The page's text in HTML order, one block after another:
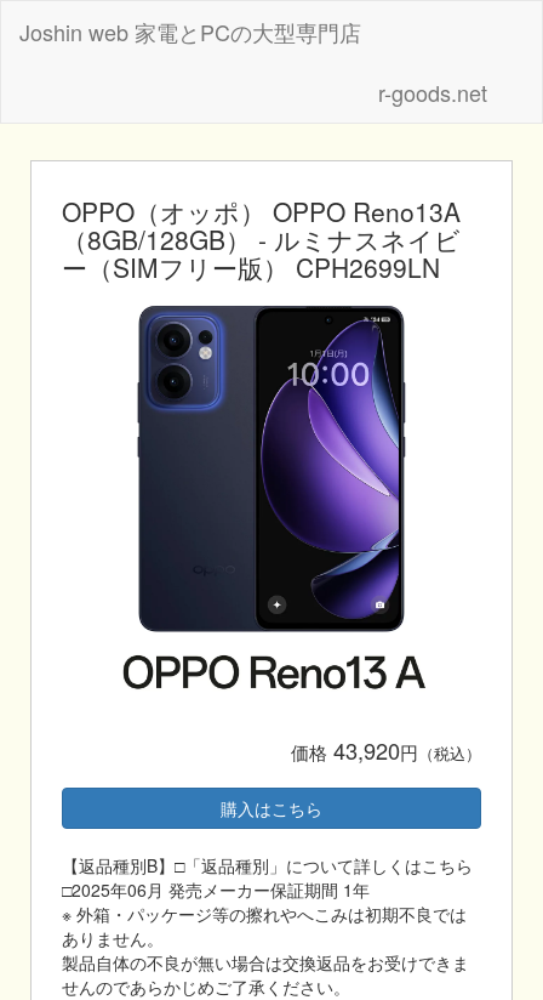
Joshin web 家電とPCの大型専門店
r-goods.net
OPPO（オッポ） OPPO Reno13A
（8GB/128GB） - ルミナスネイビ
ー（SIMフリー版） CPH2699LN
価格 43,920円 （税込）
購入はこちら
【返品種別B】□「返品種別」について詳しくはこちら
□2025年06月 発売メーカー保証期間 1年
※ 外箱・パッケージ等の擦れやへこみは初期不良では
ありません。
製品自体の不良が無い場合は交換返品をお受けできま
せんのであらかじめご了承ください。